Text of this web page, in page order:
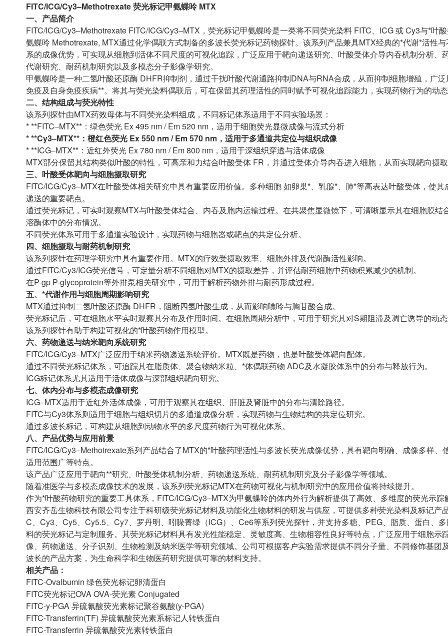
FITC/ICG/Cy3–Methotrexate 荧光标记甲氨蝶呤 MTX
一、产品简介
FITC/ICG/Cy3–Methotrexate FITC/ICG/Cy3–MTX，荧光标记甲氨蝶呤是一类将不同荧光染料 FITC、ICG 或 Cy3与*叶
氨蝶呤 Methotrexate, MTX通过化学偶联方式制备的多波长荧光标记药物探针。该系列产品兼具MTX经典的*代谢*活性
系的成像优势，可实现从细胞到活体不同尺度的可视化追踪，广泛应用于靶向递送研究、叶酸受体介导内吞机制分析、
代谢研究、耐药机制研究以及多模态分子影像学研究。
甲氨蝶呤是一种二氢叶酸还原酶 DHFR抑制剂，通过干扰叶酸代谢通路抑制DNA与RNA合成，从而抑制细胞增殖，广
免疫及自身免疫疾病**。将其与荧光染料偶联后，可在保留其药理活性的同时赋予可视化追踪能力，实现药物行为的动态
二、结构组成与荧光特性
该系列探针由MTX药效母体与不同荧光染料组成，不同标记体系适用于不同实验场景：
* **FITC–MTX**：绿色荧光 Ex 495 nm / Em 520 nm，适用于细胞荧光显微成像与流式分析
* **Cy3–MTX**：橙红色荧光 Ex 550 nm / Em 570 nm，适用于多通道共定位与组织成像
* **ICG–MTX**：近红外荧光 Ex 780 nm / Em 800 nm，适用于深组织穿透与活体成像
MTX部分保留其结构类似叶酸的特性，可高亲和力结合叶酸受体 FR，并通过受体介导内吞进入细胞，从而实现靶向摄取
三、叶酸受体靶向与细胞摄取研究
FITC/ICG/Cy3–MTX在叶酸受体相关研究中具有重要应用价值。多种细胞 如卵巢*、乳腺*、肺*等高表达叶酸受体，使其
递送的重要靶点。
通过荧光标记，可实时观察MTX与叶酸受体结合、内吞及胞内运输过程。在共聚焦显微镜下，可清晰显示其在细胞膜结
溶酶体中的分布情况。
不同荧光体系可用于多通道实验设计，实现药物与细胞器或靶点的共定位分析。
四、细胞摄取与耐药机制研究
该系列探针在药理学研究中具有重要作用。MTX的疗效受摄取效率、细胞外排及代谢酶活性影响。
通过FITC/Cy3/ICG荧光信号，可定量分析不同细胞对MTX的摄取差异，并评估耐药细胞中药物积累减少的机制。
在P-gp P-glycoprotein等外排泵相关研究中，可用于解析药物外排与耐药形成过程。
五、*代谢作用与细胞周期影响研究
MTX通过抑制二氢叶酸还原酶 DHFR，阻断四氢叶酸生成，从而影响嘌呤与胸苷酸合成。
荧光标记后，可在细胞水平实时观察其分布及作用时间。在细胞周期分析中，可用于研究其对S期阻滞及凋亡诱导的动态
该系列探针有助于构建可视化的*叶酸药物作用模型。
六、药物递送与纳米靶向系统研究
FITC/ICG/Cy3–MTX广泛应用于纳米药物递送系统评价。MTX既是药物，也是叶酸受体靶向配体。
通过不同荧光标记体系，可追踪其在脂质体、聚合物纳米粒、*体偶联药物 ADC及水凝胶体系中的分布与释放行为。
ICG标记体系尤其适用于活体成像与深部组织靶向研究。
七、体内分布与多模态成像研究
ICG–MTX适用于近红外活体成像，可用于观察其在组织、肝脏及肾脏中的分布与清除路径。
FITC与Cy3体系则适用于细胞与组织切片的多通道成像分析，实现药物与生物结构的共定位研究。
通过多波长标记，可构建从细胞到动物水平的多尺度药物行为可视化体系。
八、产品优势与应用前景
FITC/ICG/Cy3–Methotrexate系列产品结合了MTX的*叶酸药理活性与多波长荧光成像优势，具有靶向明确、成像多样、
适用范围广等特点。
该产品广泛应用于靶向**研究、叶酸受体机制分析、药物递送系统、耐药机制研究及分子影像学等领域。
随着准医学与多模态成像技术的发展，该系列荧光标记MTX在药物可视化与机制研究中的应用价值将持续提升。
作为*叶酸药物研究的重要工具体系，FITC/ICG/Cy3–MTX为甲氨蝶呤的体内外行为解析提供了高效、多维度的荧光示踪
西安齐岳生物科技有限公司专注于科研级荧光标记材料及功能化生物材料的研发与供应，可提供多种荧光染料及标记产
C、Cy3、Cy5、Cy5.5、Cy7、罗丹明、吲哚菁绿（ICG）、Ce6等系列荧光探针，并支持多糖、PEG、脂质、蛋白、
料的荧光标记与定制服务。其荧光标记材料具有发光性能稳定、灵敏度高、生物相容性良好等特点，广泛应用于细胞示
像、药物递送、分子识别、生物检测及纳米医学等研究领域。公司可根据客户实验需求提供不同分子量、不同修饰基团
波长的产品方案，为生命科学和生物医药研究提供可靠的材料支持。
相关产品：
FITC-Ovalbumin 绿色荧光标记卵清蛋白
FITC荧光标记OVA OVA-荧光素 Conjugated
FITC-y-PGA 异硫氰酸荧光素标记聚谷氨酸(y-PGA)
FITC-Transferrin(TF) 异硫氰酸荧光素系标记人转铁蛋白
FITC-Transferrin 异硫氰酸荧光素转铁蛋白